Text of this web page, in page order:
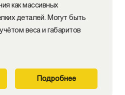
как массивных
деталей. Могут быть
веса и габаритов
Подробнее